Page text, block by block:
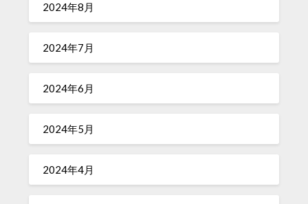
2024年8月
2024年7月
2024年6月
2024年5月
2024年4月